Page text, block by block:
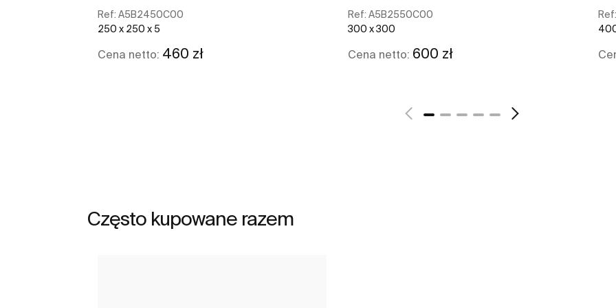
Ref: A5B2450C00
250 x 250 x 5
Cena netto: 460 zł
Ref: A5B2550C00
300 x 300
Cena netto: 600 zł
Ref:
Często kupowane razem